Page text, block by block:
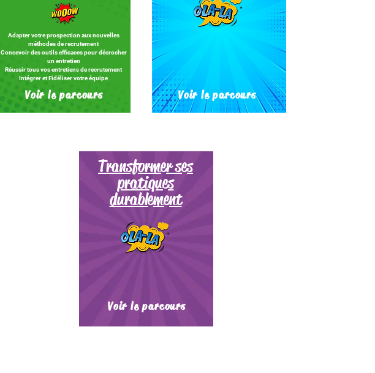
Adapter votre prospection aux nouvelles
méthodes de recrutement
​Concevoir des outils efficaces pour décrocher
un entretien
Réussir tous vos entretiens de recrutement
Intégrer et Fidéliser votre équipe
Voir le parcours Voir le parcours
Transformer ses
pratiques
durablement
Voir le parcours